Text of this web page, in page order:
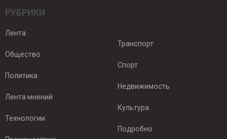
РУБРИКИ
Лента
Общество
Политика
Лента мнений
Технологии
Транспорт
Спорт
Недвижимость
Культура
Подробно